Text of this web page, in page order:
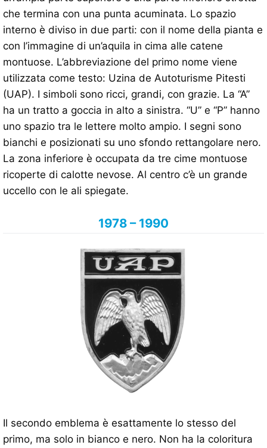
che termina con una punta acuminata. Lo spazio
interno è diviso in due parti: con il nome della pianta e
con l’immagine di un’aquila in cima alle catene
montuose. L’abbreviazione del primo nome viene
utilizzata come testo: Uzina de Autoturisme Pitesti
(UAP). I simboli sono ricci, grandi, con grazie. La “A”
ha un tratto a goccia in alto a sinistra. “U” e “P” hanno
uno spazio tra le lettere molto ampio. I segni sono
bianchi e posizionati su uno sfondo rettangolare nero.
La zona inferiore è occupata da tre cime montuose
ricoperte di calotte nevose. Al centro c’è un grande
uccello con le ali spiegate.
1978 – 1990
Il secondo emblema è esattamente lo stesso del
primo, ma solo in bianco e nero. Non ha la coloritura